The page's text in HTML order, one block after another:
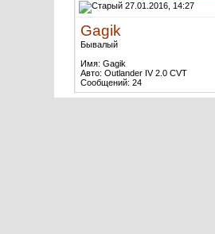
27.01.2016, 14:27
Gagik
Бывалый
Имя: Gagik
Авто: Outlander IV 2.0 CVT
Сообщений: 24